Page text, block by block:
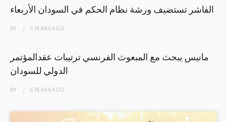
الفاشر تستضيف ورشة نظام الحكم في السودان الأربعاء
BY 5 YEARSAGO
مانيس يبحث مع المبعوث الفرنسي ترتيبات عقدالمؤتمر
الدولي للسودان
BY 6 YEARSAGO